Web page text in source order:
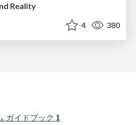
Reality
4 380
ガイドブック 1